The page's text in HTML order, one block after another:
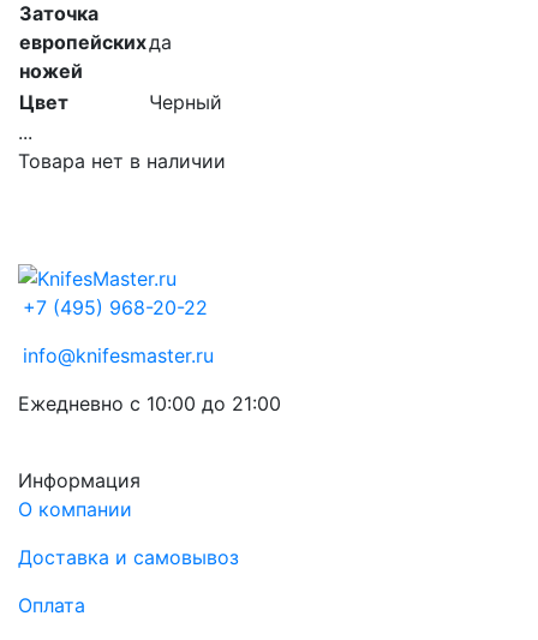
Заточка
европейских
ножей
да
Цвет
Черный
...
Товара нет в наличии
+7 (495) 968-20-22
info@knifesmaster.ru
Ежедневно с 10:00 до 21:00
Информация
О компании
Доставка и самовывоз
Оплата